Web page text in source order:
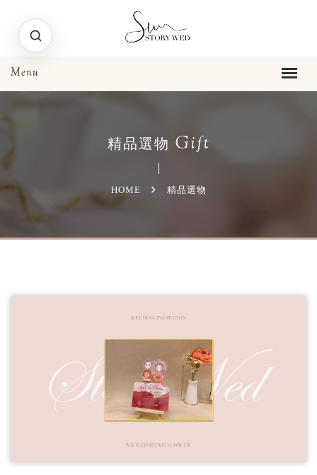
精品選物 Gift
HOME 精品選物